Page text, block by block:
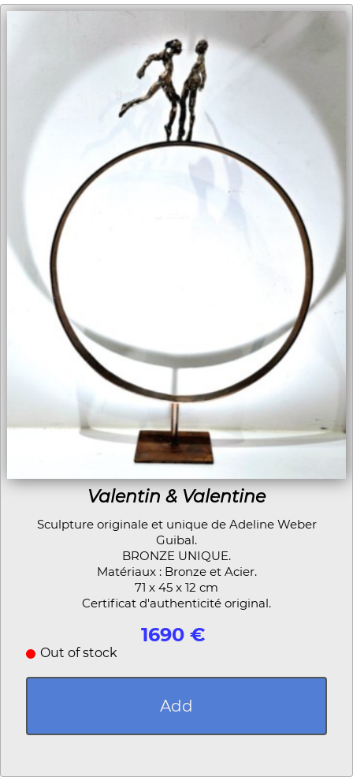
Valentin & Valentine
Sculpture originale et unique de Adeline Weber
Guibal.
BRONZE UNIQUE.
Matériaux : Bronze et Acier.
71 x 45 x 12 cm
Certificat d'authenticité original.
1690 €
Out of stock
Add